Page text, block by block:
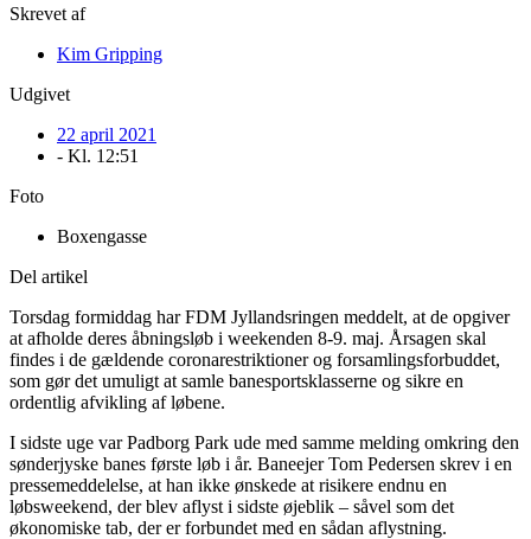
Skrevet af
Kim Gripping
Udgivet
22 april 2021
- Kl. 12:51
Foto
Boxengasse
Del artikel
Torsdag formiddag har FDM Jyllandsringen meddelt, at de opgiver
at afholde deres åbningsløb i weekenden 8-9. maj. Årsagen skal
findes i de gældende coronarestriktioner og forsamlingsforbuddet,
som gør det umuligt at samle banesportsklasserne og sikre en
ordentlig afvikling af løbene.
I sidste uge var Padborg Park ude med samme melding omkring den
sønderjyske banes første løb i år. Baneejer Tom Pedersen skrev i en
pressemeddelelse, at han ikke ønskede at risikere endnu en
løbsweekend, der blev aflyst i sidste øjeblik – såvel som det
økonomiske tab, der er forbundet med en sådan aflystning.